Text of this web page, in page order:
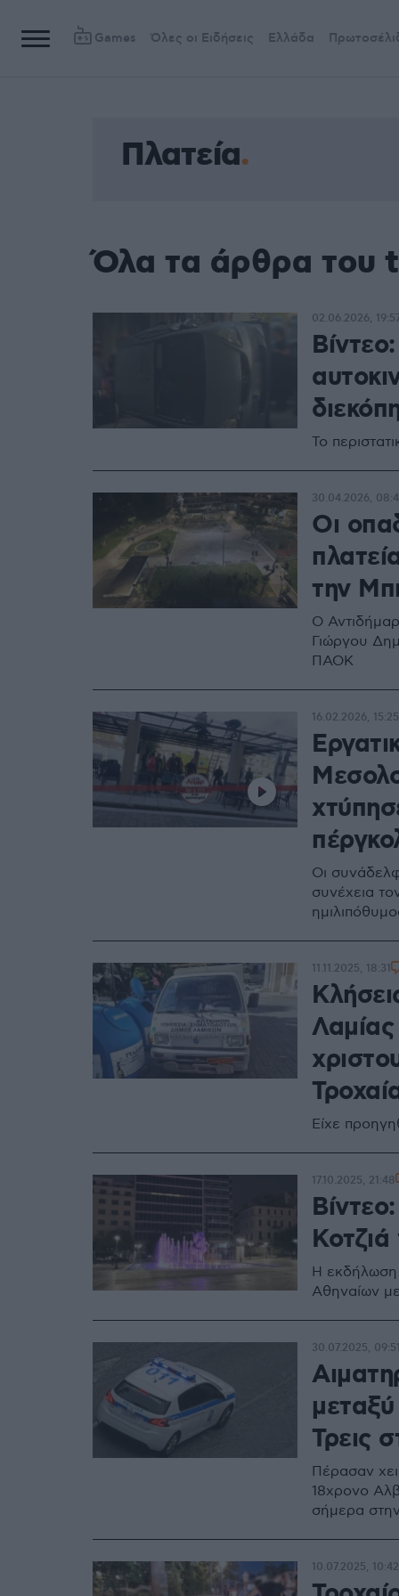
Games Όλες οι Ειδήσεις Ελλάδα
Πλατεία
Όλα τα άρθρα του
Το
02.06.2026,
Οι
την
Ο
Γιώργου
ΠΑΟΚ
30.04.2026,
Οι
συνέχεια
16.02.2026, 15:25
Είχε
11.11.2025, 18:31
Η εκδήλωση
Αθηναίων με
17.10.2025, 21:48
Τρεις
Πέρασαν
18χρονο
σήμερα
30.07.2025, 09:51
10.07.2025, 10:42